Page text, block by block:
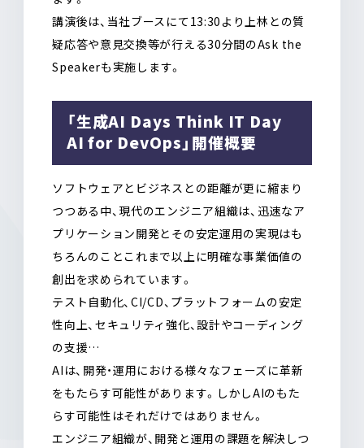
講演後は、当社ブースにて13:30より上林との質
疑応答や意見交換等が行える30分間のAsk the
Speakerも実施します。
「生成AI Days Think IT Day
AI for DevOps」開催概要
ソフトウェアとビジネスとの距離が更に縮まり
つつある中、現代のエンジニア組織は、迅速なア
プリケーション開発とその安定運用の実現はも
ちろんのことこれまで以上に明確な事業価値の
創出を求められています。
テスト自動化、CI/CD、プラットフォームの安定
性向上、セキュリティ強化、設計やコーディング
の支援…
AIは、開発・運用における様々なフェーズに革新
をもたらす可能性があります。しかしAIのもた
らす可能性はそれだけではありません。
エンジニア組織が、開発と運用の課題を解決しつ